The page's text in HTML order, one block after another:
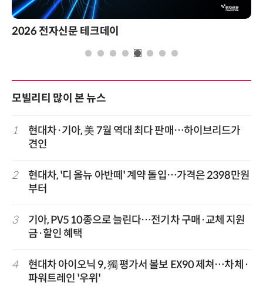
2026 전자신문 테크데이
모빌리티 많이 본 뉴스
1
현대차·기아, 美 7월 역대 최다 판매…하이브리드가
견인
2
현대차, '디 올뉴 아반떼' 계약 돌입…가격은 2398만원
부터
3
기아, PV5 10종으로 늘린다…전기차 구매·교체 지원
금·할인 혜택
4
현대차 아이오닉 9, 獨 평가서 볼보 EX90 제쳐…차체·
파워트레인 '우위'